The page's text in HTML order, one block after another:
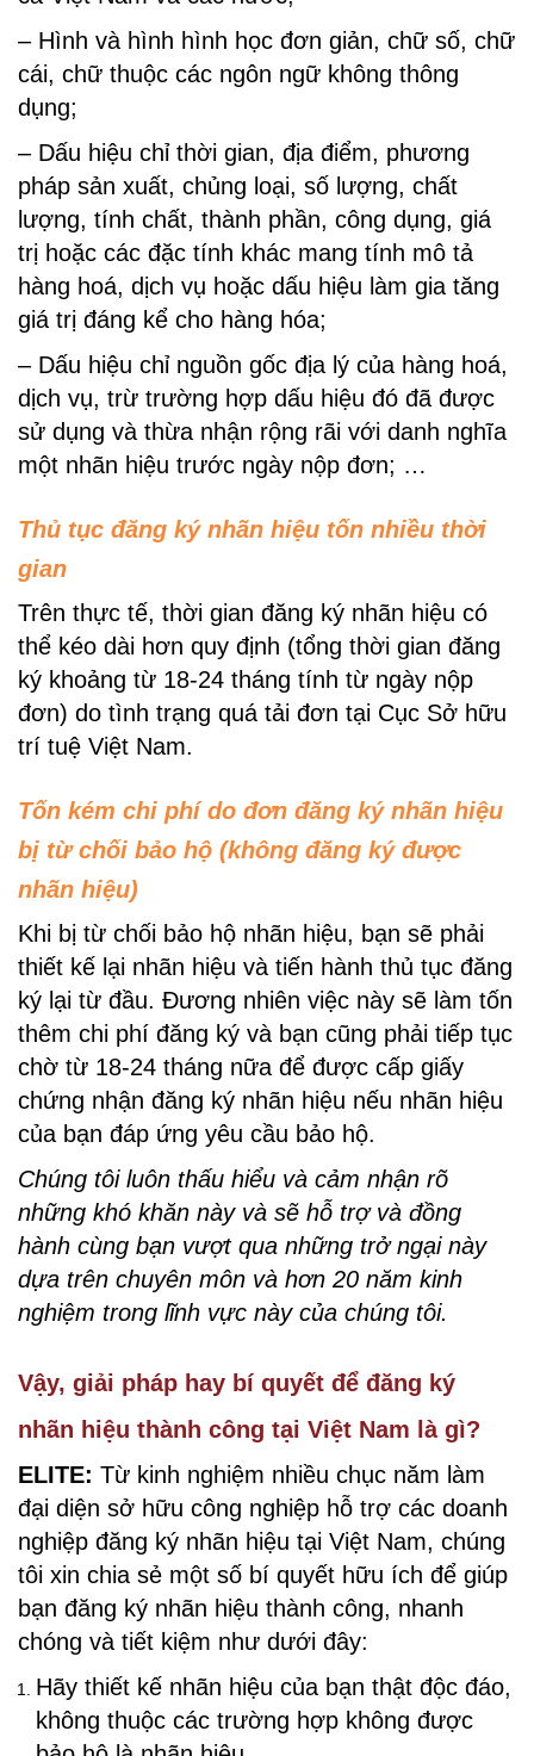
– Hình và hình hình học đơn giản, chữ số, chữ
cái, chữ thuộc các ngôn ngữ không thông
dụng;
– Dấu hiệu chỉ thời gian, địa điểm, phương
pháp sản xuất, chủng loại, số lượng, chất
lượng, tính chất, thành phần, công dụng, giá
trị hoặc các đặc tính khác mang tính mô tả
hàng hoá, dịch vụ hoặc dấu hiệu làm gia tăng
giá trị đáng kể cho hàng hóa;
– Dấu hiệu chỉ nguồn gốc địa lý của hàng hoá,
dịch vụ, trừ trường hợp dấu hiệu đó đã được
sử dụng và thừa nhận rộng rãi với danh nghĩa
một nhãn hiệu trước ngày nộp đơn; …
Thủ tục đăng ký nhãn hiệu tốn nhiều thời
gian
Trên thực tế, thời gian đăng ký nhãn hiệu có
thể kéo dài hơn quy định (tổng thời gian đăng
ký khoảng từ 18-24 tháng tính từ ngày nộp
đơn) do tình trạng quá tải đơn tại Cục Sở hữu
trí tuệ Việt Nam.
Tốn kém chi phí do đơn đăng ký nhãn hiệu
bị từ chối bảo hộ (không đăng ký được
nhãn hiệu)
Khi bị từ chối bảo hộ nhãn hiệu, bạn sẽ phải
thiết kế lại nhãn hiệu và tiến hành thủ tục đăng
ký lại từ đầu. Đương nhiên việc này sẽ làm tốn
thêm chi phí đăng ký và bạn cũng phải tiếp tục
chờ từ 18-24 tháng nữa để được cấp giấy
chứng nhận đăng ký nhãn hiệu nếu nhãn hiệu
của bạn đáp ứng yêu cầu bảo hộ.
Chúng tôi luôn thấu hiểu và cảm nhận rõ
những khó khăn này và sẽ hỗ trợ và đồng
hành cùng bạn vượt qua những trở ngại này
dựa trên chuyên môn và hơn 20 năm kinh
nghiệm trong lĩnh vực này của chúng tôi.
Vậy, giải pháp hay bí quyết để đăng ký
nhãn hiệu thành công tại Việt Nam là gì?
ELITE: Từ kinh nghiệm nhiều chục năm làm
đại diện sở hữu công nghiệp hỗ trợ các doanh
nghiệp đăng ký nhãn hiệu tại Việt Nam, chúng
tôi xin chia sẻ một số bí quyết hữu ích để giúp
bạn đăng ký nhãn hiệu thành công, nhanh
chóng và tiết kiệm như dưới đây:
Hãy thiết kế nhãn hiệu của bạn thật độc đáo,
không thuộc các trường hợp không được